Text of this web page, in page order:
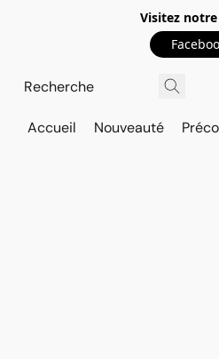
Visitez
Accueil Nouveauté